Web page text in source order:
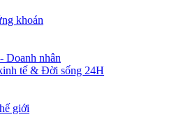
khoán
Doanh nhân
tế & Đời sống 24H
giới